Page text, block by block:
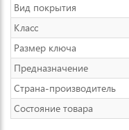
Вид покрытия
Класс
Размер ключа
Предназначение
Страна-производитель
Состояние товара